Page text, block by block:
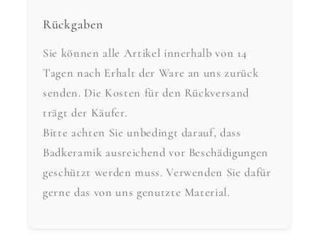
Rückgaben
Sie können alle Artikel innerhalb von 14
Tagen nach Erhalt der Ware an uns zurück
senden. Die Kosten für den Rückversand
trägt der Käufer.
Bitte achten Sie unbedingt darauf, dass
Badkeramik ausreichend vor Beschädigungen
geschützt werden muss. Verwenden Sie dafür
gerne das von uns genutzte Material.